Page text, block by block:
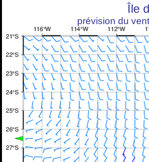
Île
prévision du